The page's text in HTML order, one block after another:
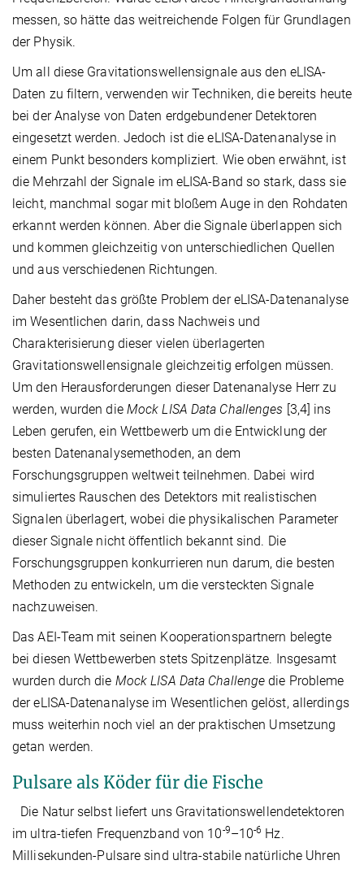
messen, so hätte das weitreichende Folgen für Grundlagen
der Physik.
Um all diese Gravitationswellensignale aus den eLISA-
Daten zu filtern, verwenden wir Techniken, die bereits heute
bei der Analyse von Daten erdgebundener Detektoren
eingesetzt werden. Jedoch ist die eLISA-Datenanalyse in
einem Punkt besonders kompliziert. Wie oben erwähnt, ist
die Mehrzahl der Signale im eLISA-Band so stark, dass sie
leicht, manchmal sogar mit bloßem Auge in den Rohdaten
erkannt werden können. Aber die Signale überlappen sich
und kommen gleichzeitig von unterschiedlichen Quellen
und aus verschiedenen Richtungen.
Daher besteht das größte Problem der eLISA-Datenanalyse
im Wesentlichen darin, dass Nachweis und
Charakterisierung dieser vielen überlagerten
Gravitationswellensignale gleichzeitig erfolgen müssen.
Um den Herausforderungen dieser Datenanalyse Herr zu
werden, wurden die Mock LISA Data Challenges [3,4] ins
Leben gerufen, ein Wettbewerb um die Entwicklung der
besten Datenanalysemethoden, an dem
Forschungsgruppen weltweit teilnehmen. Dabei wird
simuliertes Rauschen des Detektors mit realistischen
Signalen überlagert, wobei die physikalischen Parameter
dieser Signale nicht öffentlich bekannt sind. Die
Forschungsgruppen konkurrieren nun darum, die besten
Methoden zu entwickeln, um die versteckten Signale
nachzuweisen.
Das AEI-Team mit seinen Kooperationspartnern belegte
bei diesen Wettbewerben stets Spitzenplätze. Insgesamt
wurden durch die Mock LISA Data Challenge die Probleme
der eLISA-Datenanalyse im Wesentlichen gelöst, allerdings
muss weiterhin noch viel an der praktischen Umsetzung
getan werden.
Pulsare als Köder für die Fische
Die Natur selbst liefert uns Gravitationswellendetektoren
im ultra-tiefen Frequenzband von 10-9–10-6 Hz.
Millisekunden-Pulsare sind ultra-stabile natürliche Uhren